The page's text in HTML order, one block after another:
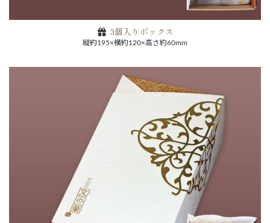
3個入りボックス
縦約195×横約120×高さ約60mm